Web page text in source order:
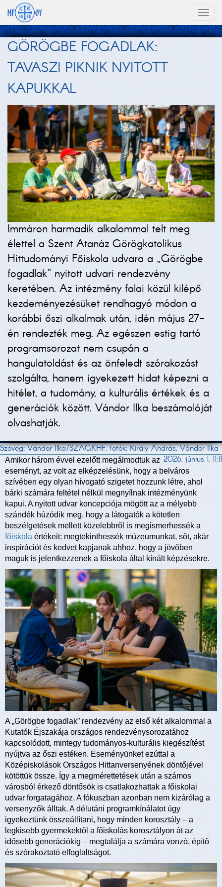
GÖRÖGBE FOGADLAK:
TAVASZI PIKNIK NYITOTT
KAPUKKAL
Immáron harmadik alkalommal telt meg
élettel a Szent Atanáz Görögkatolikus
Hittudományi Főiskola udvara a „Görögbe
fogadlak” nyitott udvari rendezvény
keretében. Az intézmény falai közül kilépő
kezdeményezésüket rendhagyó módon a
korábbi őszi alkalmak után, idén május 27-
én rendezték meg. Az egészen estig tartó
programsorozat nem csupán a
hangulatoldást és az önfeledt szórakozást
szolgálta, hanem igyekezett hidat képezni a
hitélet, a tudomány, a kulturális értékek és a
generációk között. Vándor Ilka beszámolóját
olvashatják.
Szöveg: Vándor Ilka/SZAGKHF, fotók: Király András, Vándor Ilka
2026. június 1. 11:11
Amikor három évvel ezelőtt megálmodtuk az
eseményt, az volt az elképzelésünk, hogy a belváros
szívében egy olyan hívogató szigetet hozzunk létre, ahol
bárki számára feltétel nélkül megnyílnak intézményünk
kapui. A nyitott udvar koncepciója mögött az a mélyebb
szándék húzódik meg, hogy a látogatók a kötetlen
beszélgetések mellett közelebbről is megismerhessék a
főiskola értékeit: megtekinthessék múzeumunkat, sőt, akár
inspirációt és kedvet kapjanak ahhoz, hogy a jövőben
maguk is jelentkezzenek a főiskola által kínált képzésekre.
A „Görögbe fogadlak” rendezvény az első két alkalommal a
Kutatók Éjszakája országos rendezvénysorozatához
kapcsolódott, mintegy tudományos-kulturális kiegészítést
nyújtva az őszi estéken. Eseményünket ezúttal a
Középiskolások Országos Hittanversenyének döntőjével
kötöttük össze. Így a megmérettetések után a számos
városból érkező döntősök is csatlakozhattak a főiskolai
udvar forgatagához. A fókuszban azonban nem kizárólag a
versenyzők álltak. A délutáni programkínálatot úgy
igyekeztünk összeállítani, hogy minden korosztály – a
legkisebb gyermekektől a főiskolás korosztályon át az
idősebb generációkig – megtalálja a számára vonzó, építő
és szórakoztató elfoglaltságot.